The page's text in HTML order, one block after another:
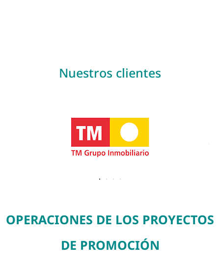
Nuestros clientes
OPERACIONES DE LOS PROYECTOS
DE PROMOCIÓN